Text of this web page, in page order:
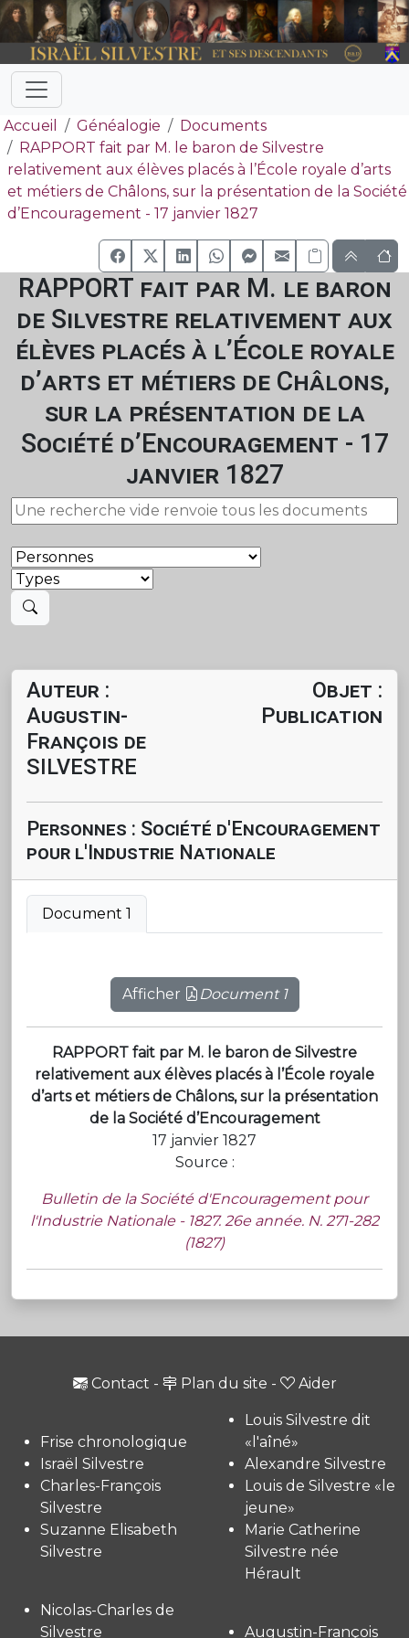
Accueil Généalogie
Documents
RAPPORT fait par M. le baron de Silvestre
relativement aux élèves placés à l’École royale d’arts
et métiers de Châlons, sur la présentation de la Société
d’Encouragement - 17 janvier 1827
RAPPORT fait par M. le baron
de Silvestre relativement aux
élèves placés à l’École royale
d’arts et métiers de Châlons,
sur la présentation de la
Société d’Encouragement - 17
janvier 1827
Auteur :
Augustin-
François de
SILVESTRE
Objet :
Publication
Personnes : Société d'Encouragement
pour l'Industrie Nationale
Document 1
Afficher Document 1
RAPPORT fait par M. le baron de Silvestre
relativement aux élèves placés à l’École royale
d’arts et métiers de Châlons, sur la présentation
de la Société d’Encouragement
17 janvier 1827
Source :
Bulletin de la Société d'Encouragement pour
l'Industrie Nationale - 1827. 26e année. N. 271-282
(1827)
Contact - Plan du site - Aider
Frise chronologique
Israël Silvestre
Charles-François
Silvestre
Suzanne Elisabeth
Silvestre
Louis Silvestre dit
«l'aîné»
Alexandre Silvestre
Louis de Silvestre «le
jeune»
Marie Catherine
Silvestre née
Hérault
Nicolas-Charles de
Silvestre
Augustin-François